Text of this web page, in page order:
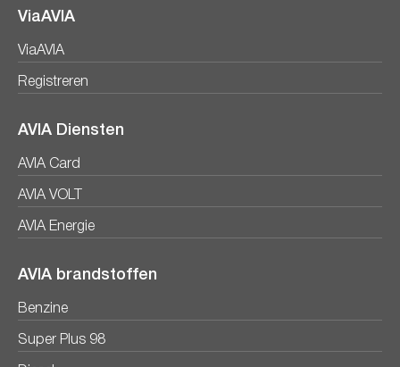
ViaAVIA
ViaAVIA
Registreren
AVIA Diensten
AVIA Card
AVIA VOLT
AVIA Energie
AVIA brandstoffen
Benzine
Super Plus 98